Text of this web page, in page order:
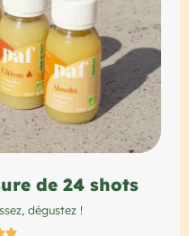
de 24 shots
dégustez !
